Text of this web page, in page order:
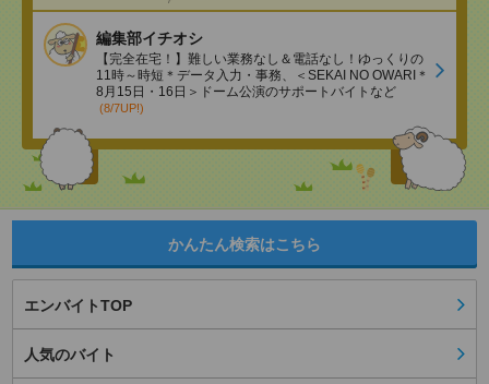
編集部イチオシ
【完全在宅！】難しい業務なし＆電話なし！ゆっくりの
11時～時短＊データ入力・事務、＜SEKAI NO OWARI＊
8月15日・16日＞ドーム公演のサポートバイトなど
(8/7UP!)
かんたん検索はこちら
エンバイトTOP
人気のバイト